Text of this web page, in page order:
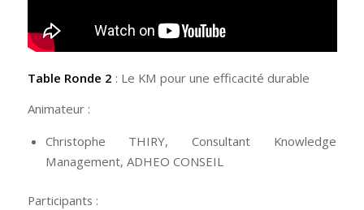
Table Ronde 2 : Le KM pour une efficacité durable
Animateur :
Christophe THIRY, Consultant Knowledge
Management, ADHEO CONSEIL
Participants :